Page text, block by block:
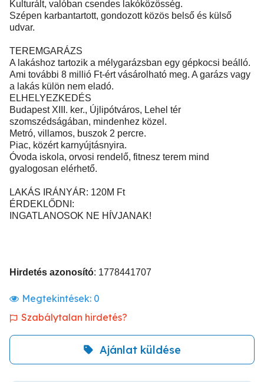
Kulturált, valóban csendes lakóközösség.
Szépen karbantartott, gondozott közös belső és külső
udvar.
TEREMGARÁZS
A lakáshoz tartozik a mélygarázsban egy gépkocsi beálló.
Ami további 8 millió Ft-ért vásárolható meg. A garázs vagy
a lakás külön nem eladó.
ELHELYEZKEDÉS
Budapest XIII. ker., Újlipótváros, Lehel tér
szomszédságában, mindenhez közel.
Metró, villamos, buszok 2 percre.
Piac, közért karnyújtásnyira.
Óvoda iskola, orvosi rendelő, fitnesz terem mind
gyalogosan elérhető.
LAKÁS IRÁNYÁR: 120M Ft
ÉRDEKLŐDNI:
INGATLANOSOK NE HÍVJANAK!
Hirdetés azonosító: 1778441707
Megtekintések: 0
Szabálytalan hirdetés?
Ajánlat küldése